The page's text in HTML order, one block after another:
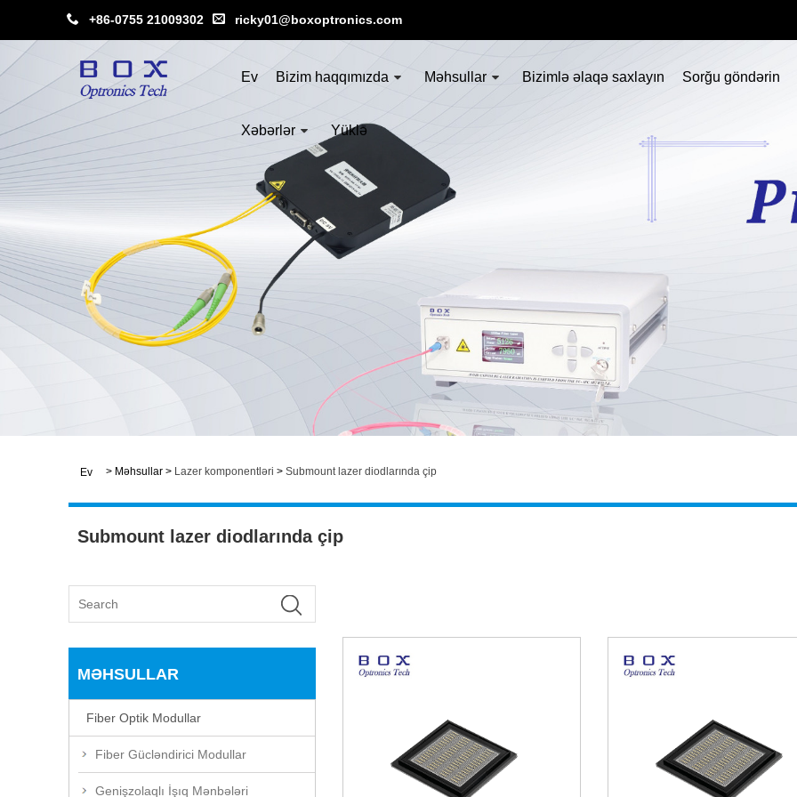
+86-0755 21009302 ricky01@boxoptronics.com
Ev Bizim haqqımızda Məhsullar Bizimlə əlaqə saxlayın Sorğu göndərin
Xəbərlər Yüklə
Ev > Məhsullar > Lazer komponentləri > Submount lazer diodlarında çip
Submount lazer diodlarında çip
MƏHSULLAR
Fiber Optik Modullar
Fiber Gücləndirici Modullar
Genişzolaqlı İşıq Mənbələri